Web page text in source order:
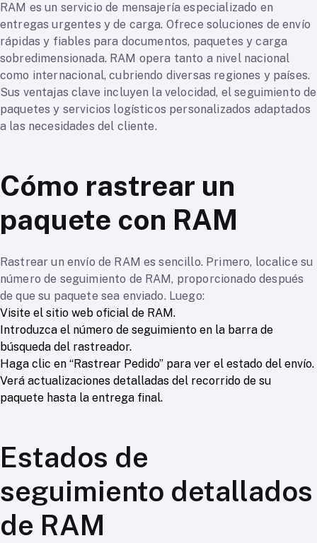
RAM es un servicio de mensajería especializado en
entregas urgentes y de carga. Ofrece soluciones de envío
rápidas y fiables para documentos, paquetes y carga
sobredimensionada. RAM opera tanto a nivel nacional
como internacional, cubriendo diversas regiones y países.
Sus ventajas clave incluyen la velocidad, el seguimiento de
paquetes y servicios logísticos personalizados adaptados
a las necesidades del cliente.
Cómo rastrear un
paquete con RAM
Rastrear un envío de RAM es sencillo. Primero, localice su
número de seguimiento de RAM, proporcionado después
de que su paquete sea enviado. Luego:
Visite el sitio web oficial de RAM.
Introduzca el número de seguimiento en la barra de
búsqueda del rastreador.
Haga clic en “Rastrear Pedido” para ver el estado del envío.
Verá actualizaciones detalladas del recorrido de su
paquete hasta la entrega final.
Estados de
seguimiento detallados
de RAM